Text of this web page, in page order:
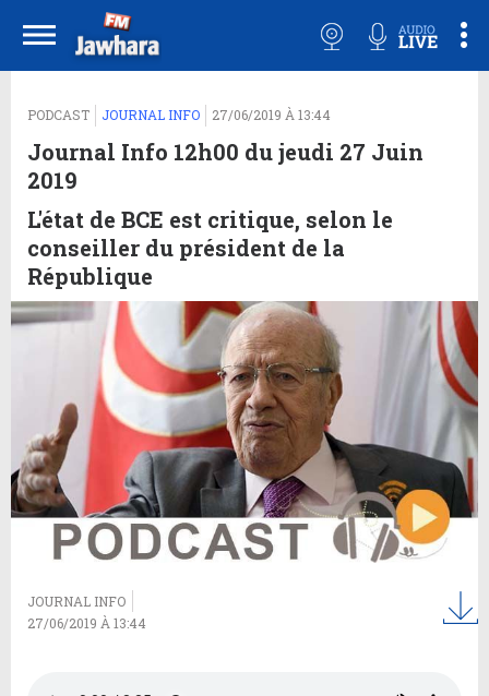
PODCAST JOURNAL INFO 27/06/2019 À 13:44
Journal Info 12h00 du jeudi 27 Juin
2019
L'état de BCE est critique, selon le
conseiller du président de la
République
JOURNAL INFO
27/06/2019 À 13:44